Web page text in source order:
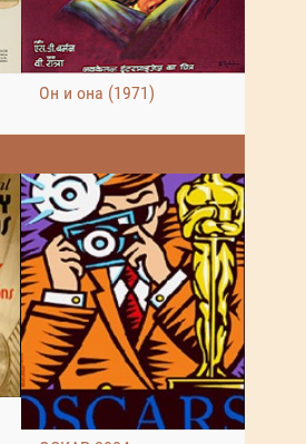
Он и она (1971)